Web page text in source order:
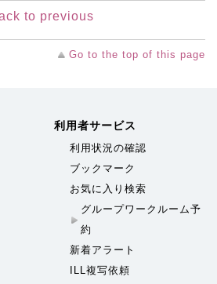
to previous
Go to the top of this page
利用者サービス
利用状況の確認
ブックマーク
お気に入り検索
グループワークルーム予
約
新着アラート
ILL複写依頼